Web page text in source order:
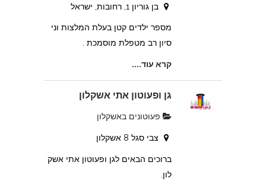
בן גוריון 1, רחובות, ישראל
מספר ילדים קטן בעלת המלצות וני
סיון רב מטפלת מוסמכת .
קרא עוד....
גן ופעוטון אתי אשקלון
פעוטונים באשקלון
צבי סגל 8 אשקלון
ברוכים הבאים לגן ופעוטון אתי אשק
לון.